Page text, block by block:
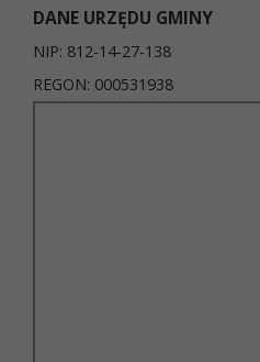
DANE URZĘDU GMINY
NIP: 812-14-27-138
REGON: 000531938